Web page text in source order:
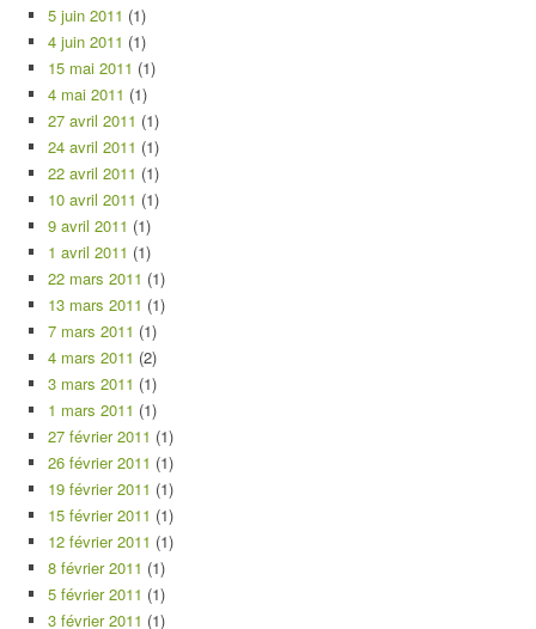
5 juin 2011 (1)
4 juin 2011 (1)
15 mai 2011 (1)
4 mai 2011 (1)
27 avril 2011 (1)
24 avril 2011 (1)
22 avril 2011 (1)
10 avril 2011 (1)
9 avril 2011 (1)
1 avril 2011 (1)
22 mars 2011 (1)
13 mars 2011 (1)
7 mars 2011 (1)
4 mars 2011 (2)
3 mars 2011 (1)
1 mars 2011 (1)
27 février 2011 (1)
26 février 2011 (1)
19 février 2011 (1)
15 février 2011 (1)
12 février 2011 (1)
8 février 2011 (1)
5 février 2011 (1)
3 février 2011 (1)